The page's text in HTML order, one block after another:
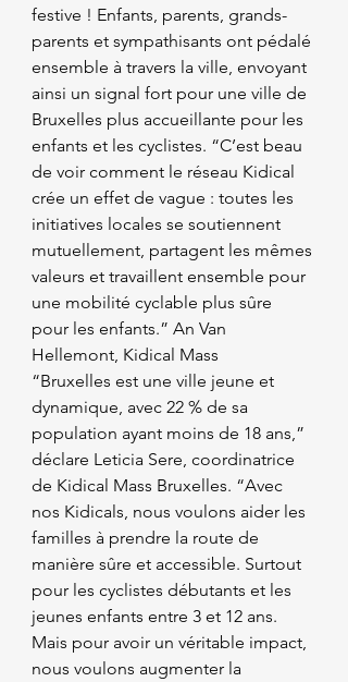
festive ! Enfants, parents, grands-
parents et sympathisants ont pédalé
ensemble à travers la ville, envoyant
ainsi un signal fort pour une ville de
Bruxelles plus accueillante pour les
enfants et les cyclistes. “C’est beau
de voir comment le réseau Kidical
crée un effet de vague : toutes les
initiatives locales se soutiennent
mutuellement, partagent les mêmes
valeurs et travaillent ensemble pour
une mobilité cyclable plus sûre
pour les enfants.” An Van
Hellemont, Kidical Mass
“Bruxelles est une ville jeune et
dynamique, avec 22 % de sa
population ayant moins de 18 ans,”
déclare Leticia Sere, coordinatrice
de Kidical Mass Bruxelles. “Avec
nos Kidicals, nous voulons aider les
familles à prendre la route de
manière sûre et accessible. Surtout
pour les cyclistes débutants et les
jeunes enfants entre 3 et 12 ans.
Mais pour avoir un véritable impact,
nous voulons augmenter la